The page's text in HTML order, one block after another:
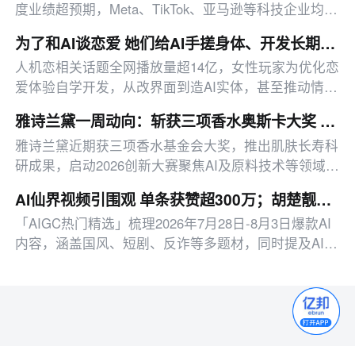
度业绩超预期，Meta、TikTok、亚马逊等科技企业均有
为了和AI谈恋爱 她们给AI手搓身体、开发长期记忆系统 甚至发展到了“见家长”
人机恋相关话题全网播放量超14亿，女性玩家为优化恋
爱体验自学开发，从改界面到造AI实体，甚至推动情感
新社会议题。
雅诗兰黛一周动向：斩获三项香水奥斯卡大奖 创新大赛聚焦AI与原料突破
雅诗兰黛近期获三项香水基金会大奖，推出肌肤长寿科
研成果，启动2026创新大赛聚焦AI及原料技术等领域革
AI仙界视频引围观 单条获赞超300万；胡楚靓AI工作台获110万点赞 | AIGC热门精选
「AIGC热门精选」梳理2026年7月28日-8月3日爆款AI
内容，涵盖国风、短剧、反诈等多题材，同时提及AI视